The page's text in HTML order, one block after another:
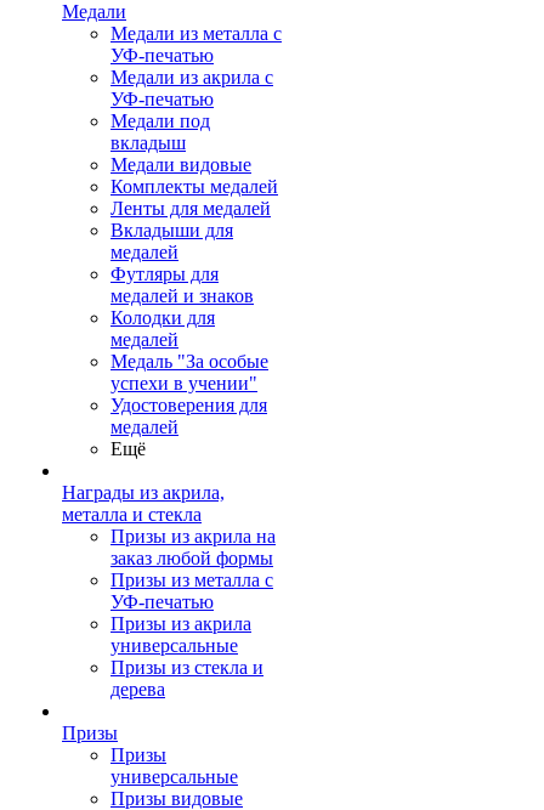
Медали
Медали из металла с
УФ-печатью
Медали из акрила с
УФ-печатью
Медали под
вкладыш
Медали видовые
Комплекты медалей
Ленты для медалей
Вкладыши для
медалей
Футляры для
медалей и знаков
Колодки для
медалей
Медаль "За особые
успехи в учении"
Удостоверения для
медалей
Ещё
Награды из акрила,
металла и стекла
Призы из акрила на
заказ любой формы
Призы из металла с
УФ-печатью
Призы из акрила
универсальные
Призы из стекла и
дерева
Призы
Призы
универсальные
Призы видовые